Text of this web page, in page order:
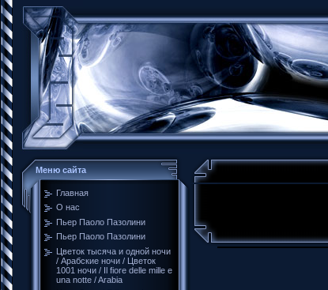
Меню сайта
Главная
О нас
Пьер Паоло Пазолини
Пьер Паоло Пазолини
Цветок тысяча и одной ночи
/ Арабские ночи / Цветок
1001 ночи / Il fiore delle mille e
una notte / Arabia